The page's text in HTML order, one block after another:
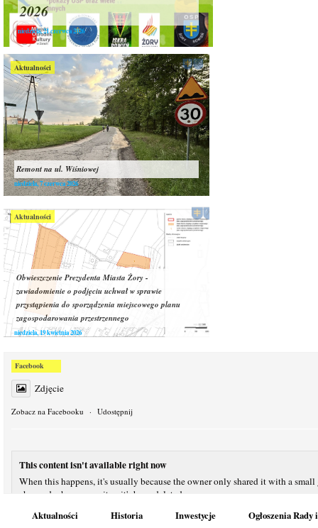
2026
niedziela, 21 czerwca 2026
Aktualności
Remont na ul. Wiśniowej
niedziela, 7 czerwca 2026
Aktualności
Obwieszczenie Prezydenta Miasta Żory -
zawiadomienie o podjęciu uchwał w sprawie
przystąpienia do sporządzenia miejscowego planu
zagospodarowania przestrzennego
niedziela, 19 kwietnia 2026
Facebook
Zdjęcie
Zobacz na Facebooku · Udostępnij
This content isn't available right now
When this happens, it's usually because the owner only shared it with a
changed who can see it or it's been deleted.
Zobacz na Facebooku Udostępnij
Aktualności Historia Inwestycje
Ogłoszenia Rady i